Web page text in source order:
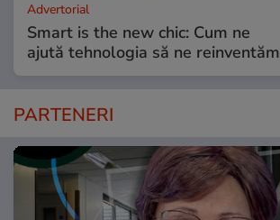
Advertorial
Smart is the new chic: Cum ne
ajută tehnologia să ne reinventăm
PARTENERI